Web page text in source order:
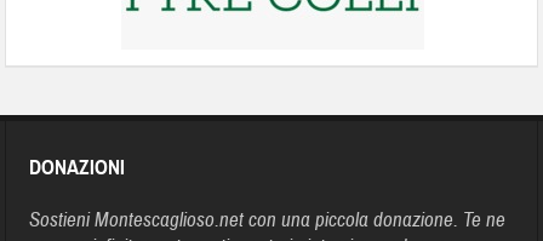
DONAZIONI
Sostieni Montescaglioso.net con una piccola donazione. Te ne